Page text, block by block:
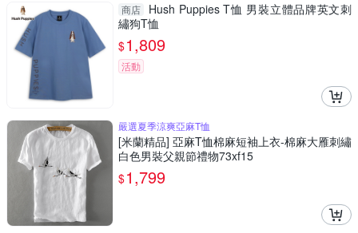
商店
Hush Puppies T恤 男裝立體品牌英文刺
繡狗T恤
$1,809
活動
嚴選夏季涼爽亞麻T恤
[米蘭精品] 亞麻T恤棉麻短袖上衣-棉麻大雁刺繡
白色男裝父親節禮物73xf15
$1,799